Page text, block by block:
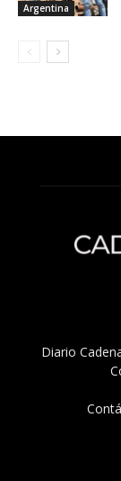
Argentina
Diario